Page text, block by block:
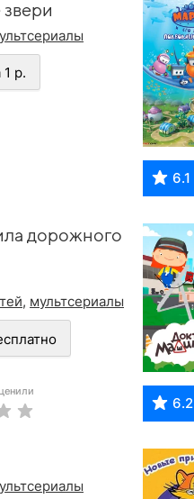
р.
6.1
дорожного
, мультсериалы
6.2